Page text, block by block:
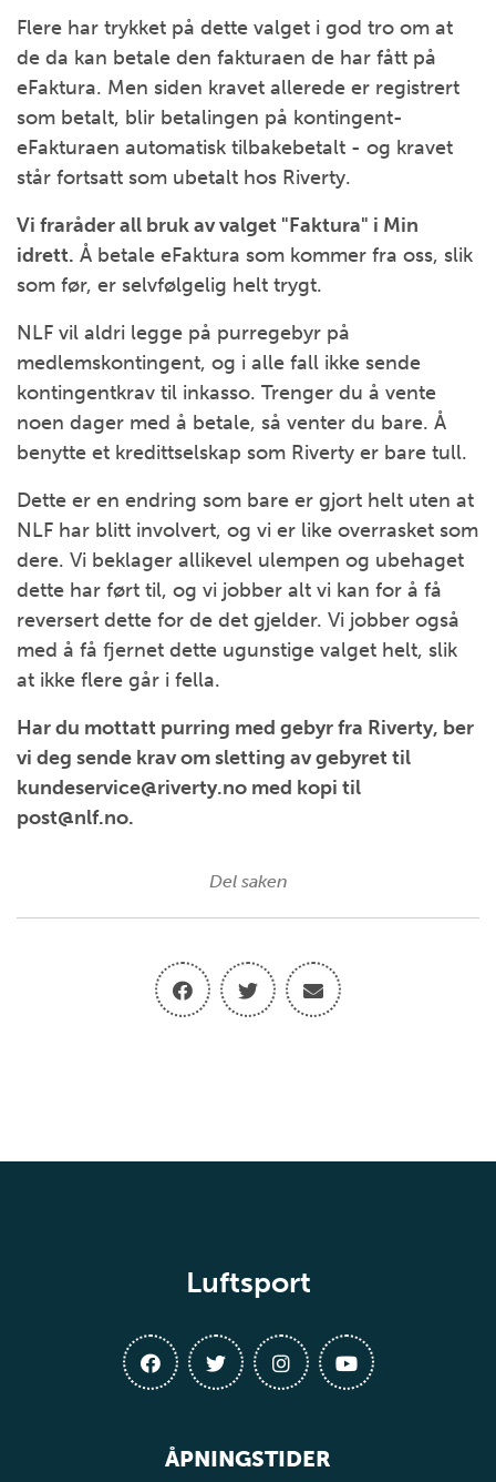
Flere har trykket på dette valget i god tro om at
de da kan betale den fakturaen de har fått på
eFaktura. Men siden kravet allerede er registrert
som betalt, blir betalingen på kontingent-
eFakturaen automatisk tilbakebetalt - og kravet
står fortsatt som ubetalt hos Riverty.
Vi fraråder all bruk av valget "Faktura" i Min
idrett. Å betale eFaktura som kommer fra oss, slik
som før, er selvfølgelig helt trygt.
NLF vil aldri legge på purregebyr på
medlemskontingent, og i alle fall ikke sende
kontingentkrav til inkasso. Trenger du å vente
noen dager med å betale, så venter du bare. Å
benytte et kredittselskap som Riverty er bare tull.
Dette er en endring som bare er gjort helt uten at
NLF har blitt involvert, og vi er like overrasket som
dere. Vi beklager allikevel ulempen og ubehaget
dette har ført til, og vi jobber alt vi kan for å få
reversert dette for de det gjelder. Vi jobber også
med å få fjernet dette ugunstige valget helt, slik
at ikke flere går i fella.
Har du mottatt purring med gebyr fra Riverty, ber
vi deg sende krav om sletting av gebyret til
kundeservice@riverty.no med kopi til
post@nlf.no.
Del saken
Luftsport
ÅPNINGSTIDER